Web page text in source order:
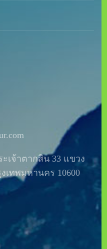
เจ้าตากสิน 33 แขวง
เทพมหานคร 10600